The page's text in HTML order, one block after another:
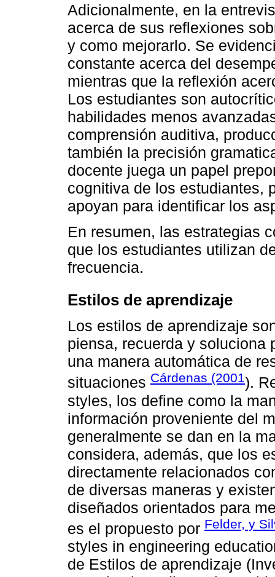
Adicionalmente, en la
acerca de sus reflexiones
y como mejorarlo. Se
constante acerca del
mientras que la reflexión
Los estudiantes son
habilidades menos
comprensión auditiva,
también la precisión
docente juega un papel
cognitiva de los estudiantes,
apoyan para identificar los
En resumen, las estrategias
que los estudiantes utilizan
frecuencia.
Estilos de aprendizaje
Los estilos de aprendizaje
piensa, recuerda y soluciona
una manera automática de
situaciones Cárdenas (2001).
styles, los define como la
información proveniente del
generalmente se dan en la
considera, además, que los
directamente relacionados
de diversas maneras y
diseñados orientados para
es el propuesto por Felder, y
styles in engineering
de Estilos de aprendizaje